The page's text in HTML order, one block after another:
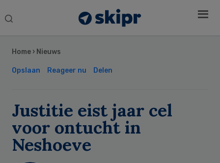
Search
Home › Nieuws
Opslaan Reageer nu Delen
Justitie eist jaar cel
voor ontucht in
Neshoeve
Sidebar